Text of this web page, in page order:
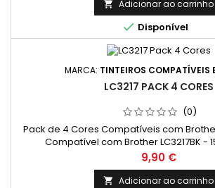
 Adicionar ao carrinho
 Disponível
MARCA: TINTEIROS COMPATÍVEIS
LC3217 PACK 4 CORES
(0)
Pack de 4 Cores Compatíveis com Brother
Compatível com Brother LC3217BK -
Compatível com Brother LC3217C - 10 ml 1
com Brother LC3217M - 10 ml 1 Tinteiro
LC3217Y - 10 ml
Preço
9,90 €
 Adicionar ao carrinho